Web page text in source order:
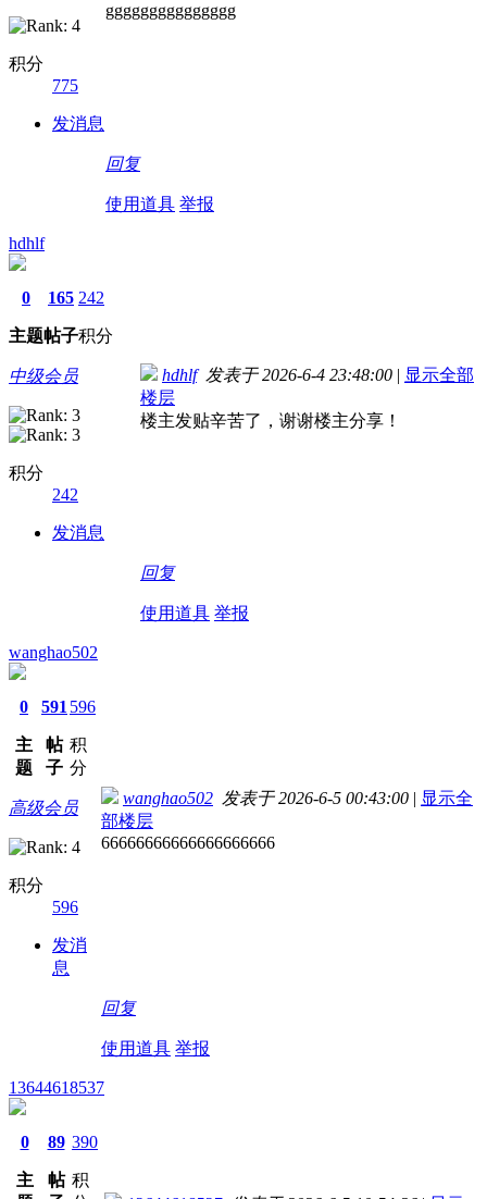
积分
775
发消息
ggggggggggggggg
回复
使用道具 举报
hdhlf
0
主题
165
帖子
242
积分
中级会员
积分
242
发消息
hdhlf发表于 2026-6-4 23:48:00 | 显示全部
楼层
楼主发贴辛苦了，谢谢楼主分享！
回复
使用道具 举报
wanghao502
0
主
题
591
帖
子
596
积
分
高级会员
积分
596
发消
息
wanghao502 发表于 2026-6-5 00:43:00 | 显示全
部楼层
66666666666666666666
回复
使用道具 举报
13644618537
0
主
89
帖
390
积